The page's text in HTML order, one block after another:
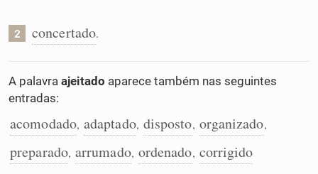
Conexões
Caça-palavras
2 concertado.
A palavra ajeitado aparece também nas seguintes
entradas:
acomodado, adaptado, disposto, organizado,
preparado, arrumado, ordenado, corrigido